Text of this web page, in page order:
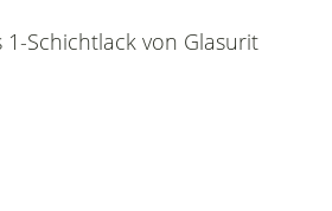
1-Schichtlack von Glasurit